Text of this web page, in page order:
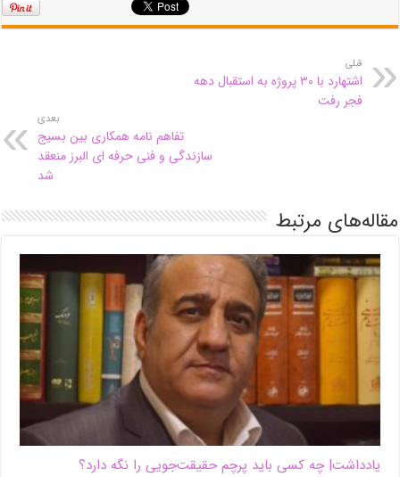
قبلی
اشتهارد با ۳۰ پروژه به استقبال دهه
فجر رفت
بعدی
تفاهم نامه همکاری بین بسیج
سازندگی و فنی حرفه ای البرز منعقد
شد
مقاله‌های مرتبط
یادداشت| ‌چه کسی باید پرچم حقیقت‌جویی را نگه دارد؟